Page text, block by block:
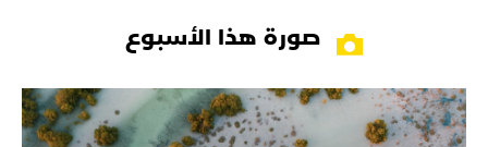
صورة هذا الأسبوع